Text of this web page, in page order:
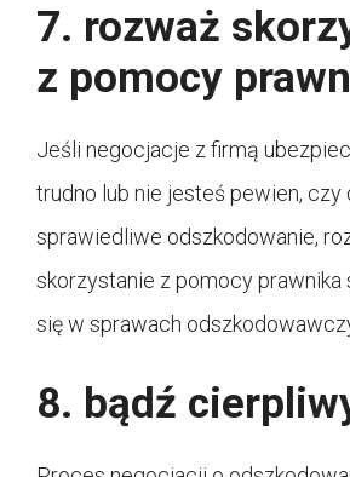
7. rozważ
z pomocy
Jeśli negocjacje z firmą
trudno lub nie jesteś pewien, czy
sprawiedliwe odszkodowanie,
skorzystanie z pomocy
się w sprawach
8. bądź